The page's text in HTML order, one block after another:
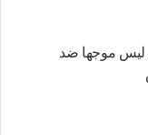
ليس موجها ضد